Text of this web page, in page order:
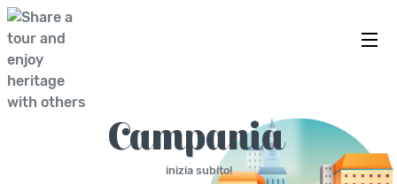
Campania
inizia subito!